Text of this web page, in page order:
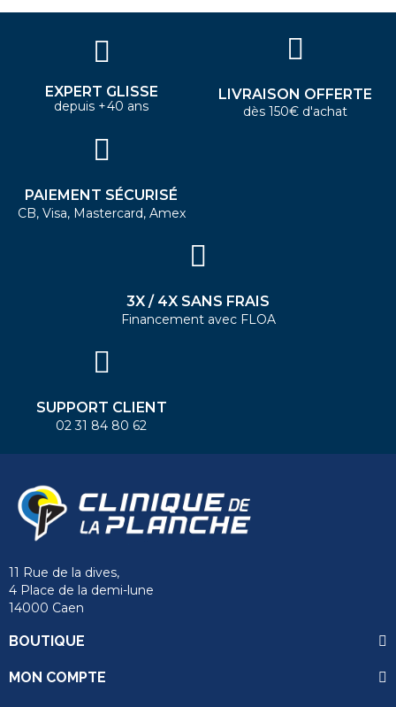
EXPERT GLISSE
depuis +40 ans
LIVRAISON OFFERTE
dès 150€ d'achat
PAIEMENT SÉCURISÉ
CB, Visa, Mastercard, Amex
3X / 4X SANS FRAIS
Financement avec FLOA
SUPPORT CLIENT
02 31 84 80 62
11 Rue de la dives,
4 Place de la demi-lune
14000 Caen
BOUTIQUE
MON COMPTE